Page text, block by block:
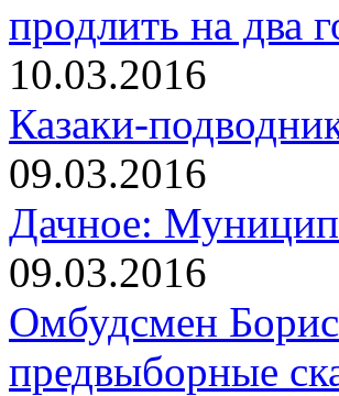
продлить на два
10.03.2016
Казаки-
09.03.2016
Дачное:
09.03.2016
Омбудсмен Борис
предвыборные